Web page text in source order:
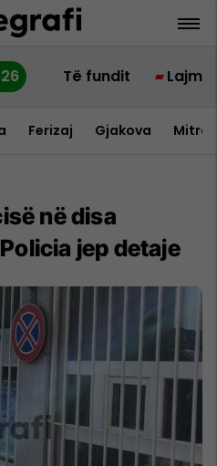
Të fundit Lajme
Ferizaj Gjakova
në disa
jep detaje